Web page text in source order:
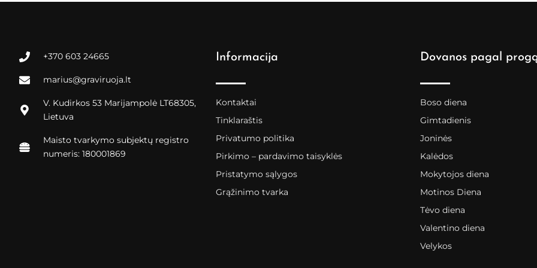
+370 603 24665
marius@graviruoja.lt
V. Kudirkos 53 Marijampolė LT68305,
Lietuva
Maisto tvarkymo subjektų registro
numeris: 180001869
Informacija
Kontaktai
Tinklaraštis
Privatumo politika
Pirkimo – pardavimo taisyklės
Pristatymo sąlygos
Grąžinimo tvarka
Dovanos pagal
Boso diena
Gimtadienis
Joninės
Kalėdos
Mokytojos diena
Motinos Diena
Tėvo diena
Valentino diena
Velykos